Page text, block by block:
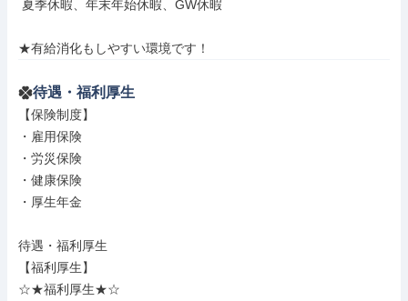
★有給消化もしやすい環境です！
待遇・福利厚生
【保険制度】
・雇用保険
・労災保険
・健康保険
・厚生年金
待遇・福利厚生
【福利厚生】
☆★福利厚生★☆